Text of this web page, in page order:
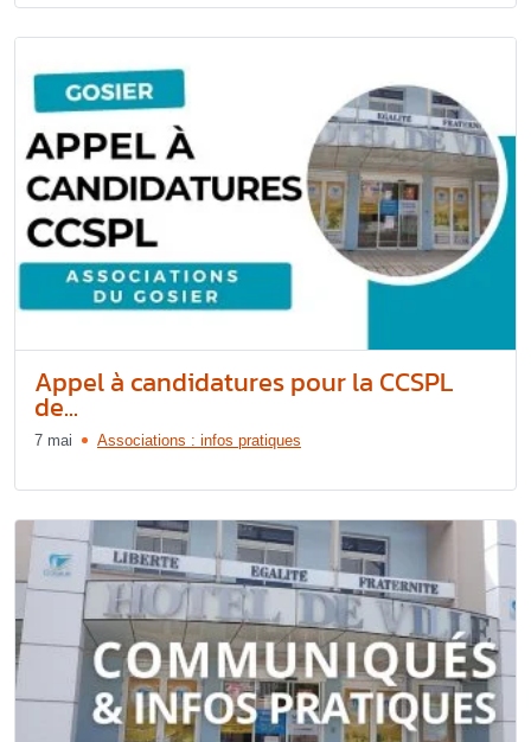
Appel à candidatures pour la CCSPL
de...
7 mai Associations : infos pratiques